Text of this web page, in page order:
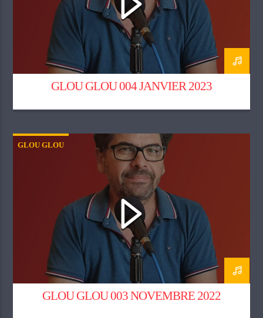
GLOU GLOU 004 JANVIER 2023
GLOU GLOU
GLOU GLOU 003 NOVEMBRE 2022